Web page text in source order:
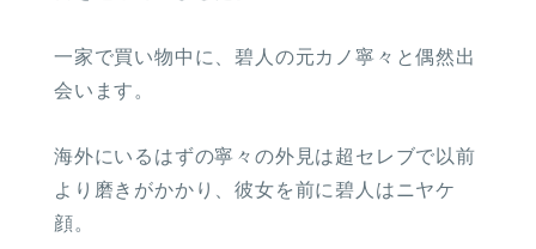
一家で買い物中に、碧人の元カノ寧々と偶然出
会います。
海外にいるはずの寧々の外見は超セレブで以前
より磨きがかかり、彼女を前に碧人はニヤケ
顔。